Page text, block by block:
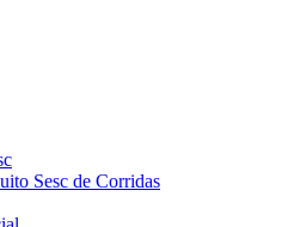
Sesc de Corridas